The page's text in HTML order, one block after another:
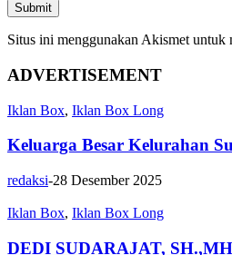
Submit
Situs ini menggunakan Akismet untuk
ADVERTISEMENT
Iklan Box, Iklan Box Long
Keluarga Besar Kelurahan
redaksi-28 Desember 2025
Iklan Box, Iklan Box Long
DEDI SUDARAJAT,